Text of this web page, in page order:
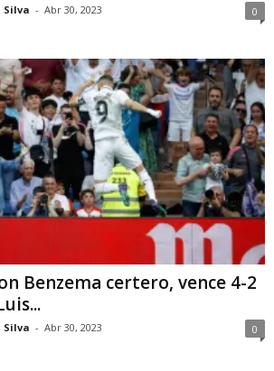
Silva - Abr 30, 2023 0
Benzema certero, vence 4-2
Silva - Abr 30, 2023 0